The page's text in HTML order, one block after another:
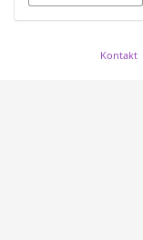
Kontakt